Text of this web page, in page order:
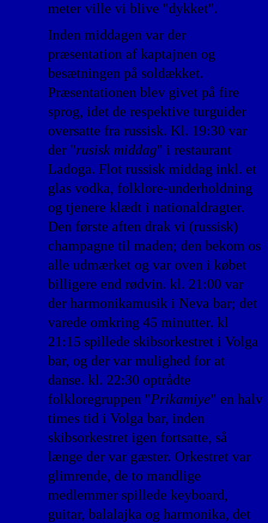
meter ville vi blive "dykket".
Inden middagen var der
præsentation af kaptajnen og
besætningen på soldækket.
Præsentationen blev givet på fire
sprog, idet de respektive turguider
oversatte fra russisk. Kl. 19:30 var
der "rusisk middag" i restaurant
Ladoga. Flot russisk middag inkl. et
glas vodka, folklore-underholdning
og tjenere klædt i nationaldragter.
Den første aften drak vi (russisk)
champagne til maden; den bekom os
alle udmærket og var oven i købet
billigere end rødvin. kl. 21:00 var
der harmonikamusik i Neva bar; det
varede omkring 45 minutter. kl
21:15 spillede skibsorkestret i Volga
bar, og der var mulighed for at
danse. kl. 22:30 optrådte
folkloregruppen "Prikamiye" en halv
times tid i Volga bar, inden
skibsorkestret igen fortsatte, så
længe der var gæster. Orkestret var
glimrende, de to mandlige
medlemmer spillede keyboard,
guitar, balalajka og harmonika, det